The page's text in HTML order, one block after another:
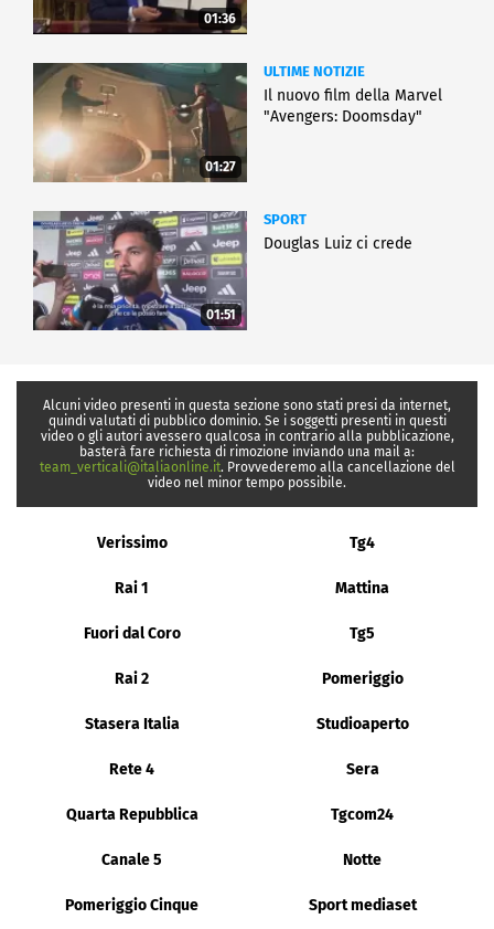
01:36
01:27
ULTIME NOTIZIE
Il nuovo film della Marvel
"Avengers: Doomsday"
01:51
SPORT
Douglas Luiz ci crede
Alcuni video presenti in questa sezione sono stati presi da internet,
quindi valutati di pubblico dominio. Se i soggetti presenti in questi
video o gli autori avessero qualcosa in contrario alla pubblicazione,
basterà fare richiesta di rimozione inviando una mail a:
team_verticali@italiaonline.it. Provvederemo alla cancellazione del
video nel minor tempo possibile.
Verissimo Tg4
Rai 1 Mattina
Fuori dal Coro Tg5
Rai 2 Pomeriggio
Stasera Italia Studioaperto
Rete 4 Sera
Quarta Repubblica Tgcom24
Canale 5 Notte
Pomeriggio Cinque Sport mediaset